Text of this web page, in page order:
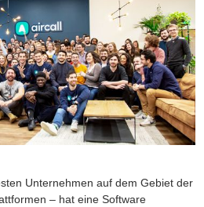
Unternehmen auf dem Gebiet der
– hat eine Software